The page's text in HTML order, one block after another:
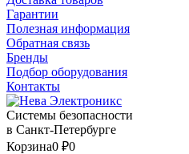
Гарантии
Полезная информация
Обратная связь
Бренды
Подбор оборудования
Контакты
Системы безопасности
в Санкт-Петербурге
Корзина0 ₽0